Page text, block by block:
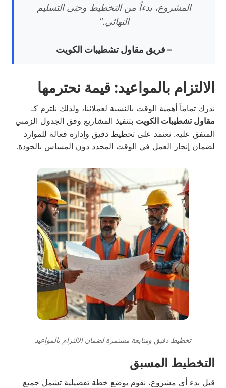
المشروع، بدءاً من التخطيط وحتى التسليم
النهائي.”
– فريق مقاول تشطيبات الكويت
الالتزام بالمواعيد: قيمة نحترمها
ندرك تماماً أهمية الوقت بالنسبة لعملائنا، ولذلك نلتزم كـ
مقاول تشطيبات الكويت بتنفيذ المشاريع وفق الجدول الزمني
المتفق عليه. نعتمد على تخطيط دقيق وإدارة فعالة للموارد
لضمان إنجاز العمل في الوقت المحدد دون المساس بالجودة.
تخطيط دقيق ومتابعة مستمرة لضمان الالتزام بالمواعيد
التخطيط المسبق
قبل بدء أي مشروع، نقوم بوضع خطة تفصيلية تشمل جميع